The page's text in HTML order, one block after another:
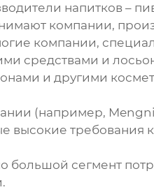
напитков –
компании,
компании,
средствами и
и другими
(например,
требования к
большой сегмент